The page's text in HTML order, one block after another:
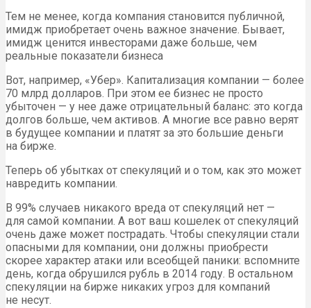
Тем не менее, когда компания становится публичной,
имидж приобретает очень важное значение. Бывает,
имидж ценится инвесторами даже больше, чем
реальные показатели бизнеса
Вот, например, «Убер». Капитализация компании — более
70 млрд долларов. При этом ее бизнес не просто
убыточен — у нее даже отрицательный баланс: это когда
долгов больше, чем активов. А многие все равно верят
в будущее компании и платят за это большие деньги
на бирже.
Теперь об убытках от спекуляций и о том, как это может
навредить компании.
В 99% случаев никакого вреда от спекуляций нет —
для самой компании. А вот ваш кошелек от спекуляций
очень даже может пострадать. Чтобы спекуляции стали
опасными для компании, они должны приобрести
скорее характер атаки или всеобщей паники: вспомните
день, когда обрушился рубль в 2014 году. В остальном
спекуляции на бирже никаких угроз для компаний
не несут.